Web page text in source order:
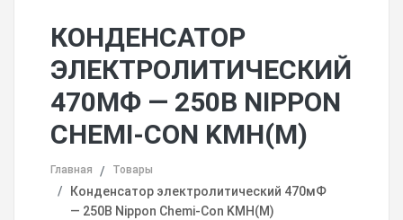
КОНДЕНСАТОР
ЭЛЕКТРОЛИТИЧЕСКИЙ
470МФ — 250В NIPPON
CHEMI-CON KMH(M)
Главная Товары
Конденсатор электролитический 470мФ
— 250В Nippon Chemi-Con KMH(M)